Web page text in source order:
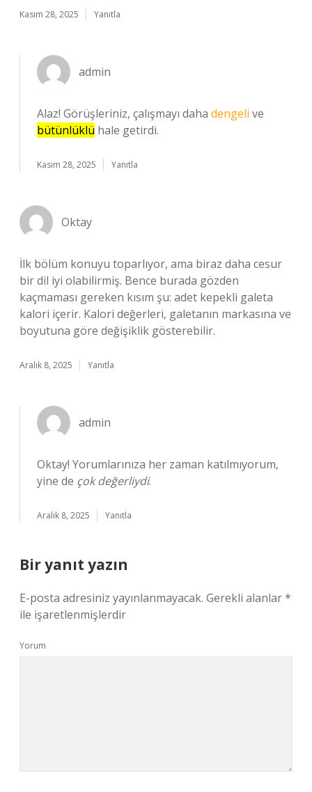
Kasım 28, 2025 Yanıtla
admin
Alaz! Görüşleriniz, çalışmayı daha dengeli ve
bütünlüklü hale getirdi.
Kasım 28, 2025 Yanıtla
Oktay
İlk bölüm konuyu toparlıyor, ama biraz daha cesur
bir dil iyi olabilirmiş. Bence burada gözden
kaçmaması gereken kısım şu: adet kepekli galeta
kalori içerir. Kalori değerleri, galetanın markasına ve
boyutuna göre değişiklik gösterebilir.
Aralık 8, 2025 Yanıtla
admin
Oktay! Yorumlarınıza her zaman katılmıyorum,
yine de çok değerliydi.
Aralık 8, 2025 Yanıtla
Bir yanıt yazın
E-posta adresiniz yayınlanmayacak. Gerekli alanlar*
ile işaretlenmişlerdir
Yorum